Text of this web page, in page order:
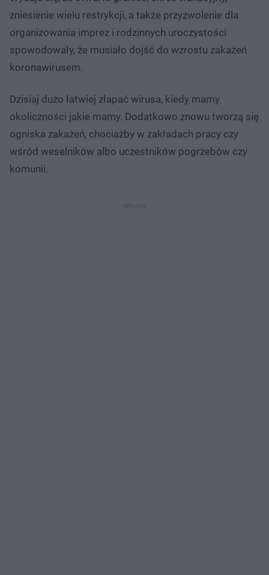
zniesienie wielu restrykcji, a także przyzwolenie dla
organizowania imprez i rodzinnych uroczystości
spowodowały, że musiało dojść do wzrostu zakażeń
koronawirusem.
Dzisiaj dużo łatwiej złapać wirusa, kiedy mamy
okoliczności jakie mamy. Dodatkowo znowu tworzą się
ogniska zakażeń, chociażby w zakładach pracy czy
wśród weselników albo uczestników pogrzebów czy
komunii.